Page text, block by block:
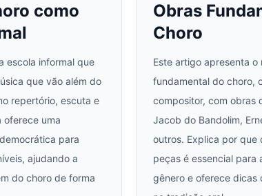
como
escola informal que
que vão além do
repertório, escuta e
oferece uma
para
ajudando a
do choro de forma
Obras
Choro
Este artigo apresenta o
fundamental do choro,
compositor, com obras
Jacob do Bandolim,
outros. Explica por que
peças é essencial
gênero e oferece dicas